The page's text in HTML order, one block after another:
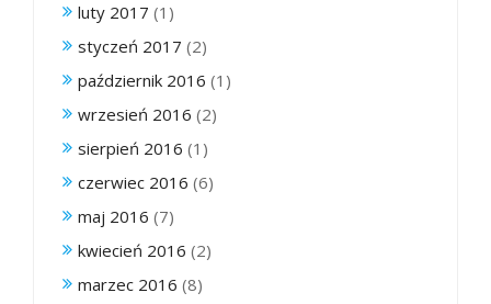
luty 2017 (1)
styczeń 2017 (2)
październik 2016 (1)
wrzesień 2016 (2)
sierpień 2016 (1)
czerwiec 2016 (6)
maj 2016 (7)
kwiecień 2016 (2)
marzec 2016 (8)